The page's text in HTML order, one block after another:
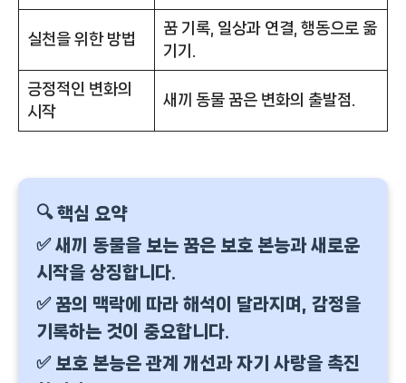
실천을 위한 방법
꿈 기록, 일상과 연결, 행동으로 옮
기기.
긍정적인 변화의
시작
새끼 동물 꿈은 변화의 출발점.
🔍 핵심 요약
✅ 새끼 동물을 보는 꿈은 보호 본능과 새로운
시작을 상징합니다.
✅ 꿈의 맥락에 따라 해석이 달라지며, 감정을
기록하는 것이 중요합니다.
✅ 보호 본능은 관계 개선과 자기 사랑을 촉진